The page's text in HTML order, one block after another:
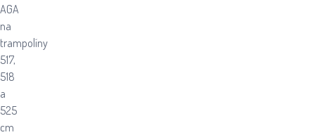
AGA
na
trampolíny
517,
518
a
525
cm